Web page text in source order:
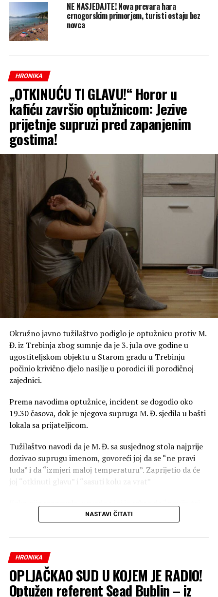
NE NASJEDAJTE! Nova prevara hara
crnogorskim primorjem, turisti ostaju bez
novca
HRONIKA
„OTKINUĆU TI GLAVU!“ Horor u
kafiću završio optužnicom: Jezive
prijetnje supruzi pred zapanjenim
gostima!
Okružno javno tužilaštvo podiglo je optužnicu protiv M.
Đ. iz Trebinja zbog sumnje da je 3. jula ove godine u
ugostiteljskom objektu u Starom gradu u Trebinju
počinio krivično djelo nasilje u porodici ili porodičnoj
zajednici.
Prema navodima optužnice, incident se dogodio oko
19.30 časova, dok je njegova supruga M. Đ. sjedila u bašti
lokala sa prijateljicom.
Tužilaštvo navodi da je M. Đ. sa susjednog stola najprije
dozivao suprugu imenom, govoreći joj da se “ne pravi
luda” i da “izmjeri maloj temperaturu”. Zaprijetio da će
joj “otkinuti glavu” i “sasuti kolu za vrat”
sok i gubi se kući”, nakon čega joj je, prema optužnici,
za vrat”.
U optužnici se dalje navodi da se desetak minuta kasnije,
njegovo društvo sa kojim je sjedio razišlo.
Polio ženu sokom
NASTAVI ČITATI
HRONIKA
OPLJAČKAO SUD U KOJEM JE RADIO!
Optužen referent Sead Bublin – iz